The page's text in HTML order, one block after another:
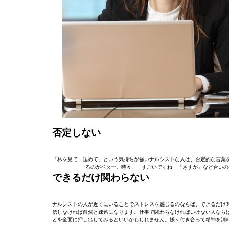
否定しない
「私を見て、認めて」という気持ちが強いナルシストな人は、否定的な言
るのがベター。時々、「すごいですね」「さすが」など合い
できるだけ関わらない
ナルシストの人が近くにいることでストレスを感じるのならば、できるだ
信しなければ自然と疎遠になります。仕事で関わらなければいけない人な
とを全面に押し出してみるといいかもしれません。嫌々付き合って精神を